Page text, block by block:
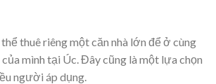
thuê riêng một căn nhà lớn để ở cùng
mình tại Úc. Đây cũng là một lựa chọn
người áp dụng.